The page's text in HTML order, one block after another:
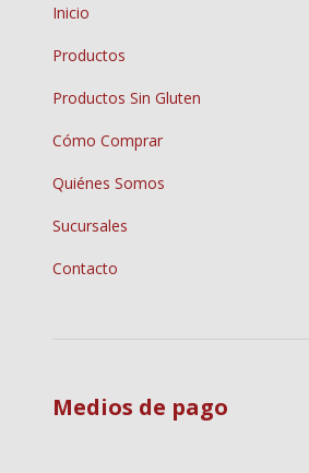
Inicio
Productos
Productos Sin Gluten
Cómo Comprar
Quiénes Somos
Sucursales
Contacto
Medios de pago